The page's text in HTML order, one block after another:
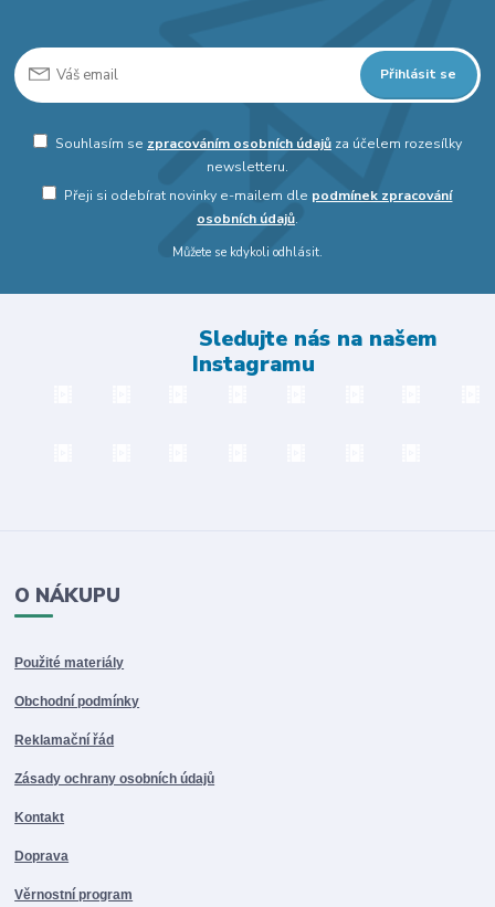
Přihlásit se
Souhlasím se zpracováním osobních údajůza účelem rozesílky
newsletteru.
Přeji si odebírat novinky e-mailem dle podmínek zpracování
osobních údajů.
Můžete se kdykoli odhlásit.
Sledujte nás na našem
Instagramu
O NÁKUPU
Použité materiály
Obchodní podmínky
Reklamační řád
Zásady ochrany osobních údajů
Kontakt
Doprava
Věrnostní program